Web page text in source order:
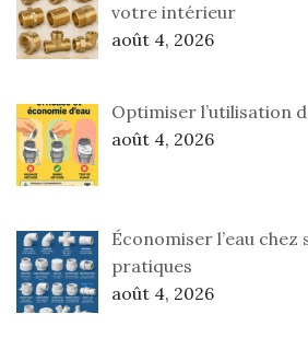
votre intérieur
août 4, 2026
Optimiser l’utilisation
août 4, 2026
Économiser l’eau chez
pratiques
août 4, 2026